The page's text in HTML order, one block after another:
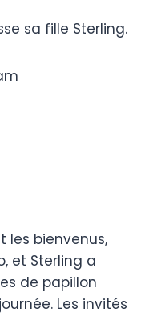
sa fille Sterling.
les bienvenus,
et Sterling a
de papillon
Les invités